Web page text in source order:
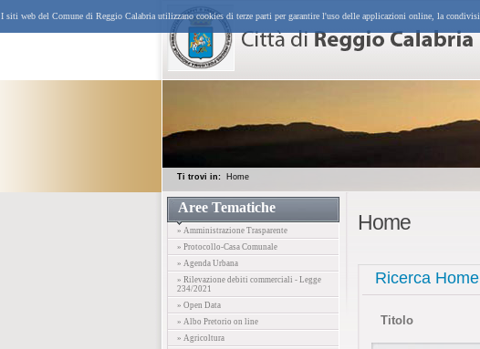
I siti web del Comune di Reggio Calabria utilizzano cookies di terze parti per garantire l'uso delle applicazioni online, la
Ti trovi in: Home
Aree Tematiche
» Amministrazione Trasparente
» Protocollo-Casa Comunale
» Agenda Urbana
» Rilevazione debiti commerciali - Legge
234/2021
» Open Data
» Albo Pretorio on line
» Agricoltura
Home
Ricerca Home
Titolo